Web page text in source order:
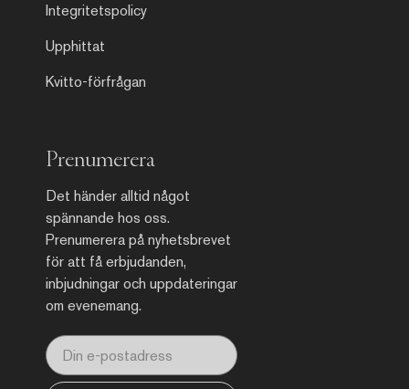
Integritetspolicy
Upphittat
Kvitto-förfrågan
Prenumerera
Det händer alltid något
spännande hos oss.
Prenumerera på nyhetsbrevet
för att få erbjudanden,
inbjudningar och uppdateringar
om evenemang.